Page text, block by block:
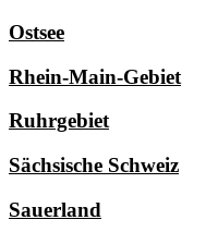
Ostsee
Rhein-Main-Gebiet
Ruhrgebiet
Sächsische Schweiz
Sauerland